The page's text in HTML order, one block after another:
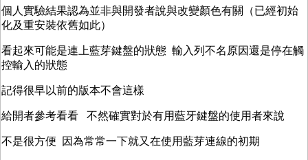
個人實驗結果認為並非與開發者說與改變顏色有關（已經初始
化及重安裝依舊如此）
看起來可能是連上藍芽鍵盤的狀態 輸入列不名原因還是停在觸
控輸入的狀態
記得很早以前的版本不會這樣
給開者參考看看 不然確實對於有用藍牙鍵盤的使用者來說
不是很方便 因為常常一下就又在使用藍芽連線的初期